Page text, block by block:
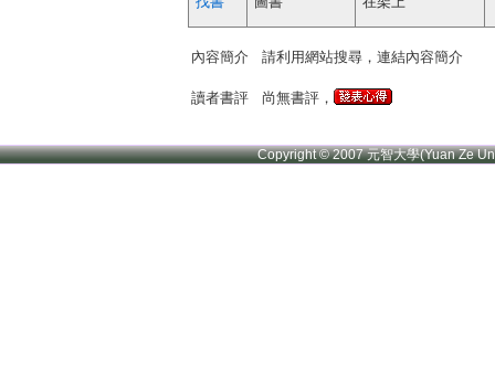
內容簡介 請利用網站搜尋，連結內容簡介
讀者書評 尚無書評，
Copyright © 2007 元智大學(Yuan Ze